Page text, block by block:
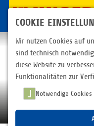
Effektiv und
bewährte Montan-
COOKIE
Wir nutzen Cookies auf
sind technisch
diese Website zu
Funktionalitäten zur
Notwendige Cookies